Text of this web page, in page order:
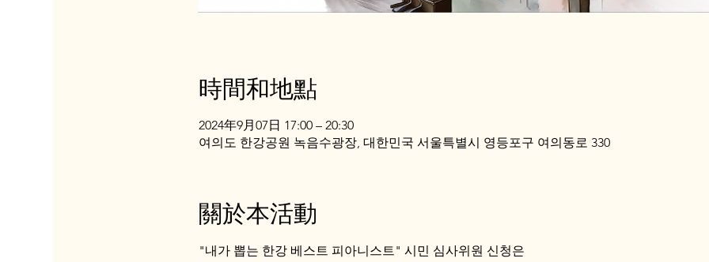
時間和地點
2024年9月07日 17:00 – 20:30
여의도 한강공원 녹음수광장, 대한민국 서울특별시 영등포구 여의동로 330
關於本活動
"내가 뽑는 한강 베스트 피아니스트" 시민 심사위원 신청은